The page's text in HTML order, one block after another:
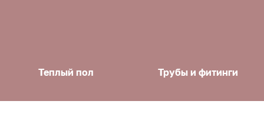
Теплый пол Трубы и фитинги